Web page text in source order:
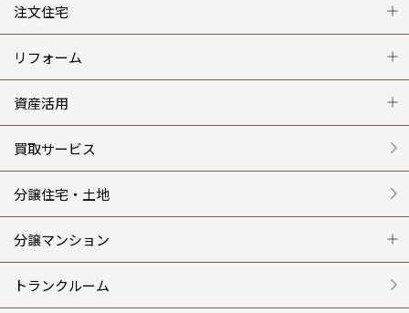
注文住宅
注文住宅 トップ
グレートステージ
クレステージ
施工事例
平屋の家
外観・インテリア集
リフォーム
リフォーム トップ
リフォームメニュー
選ばれる理由
リフォームの流れ
介護保険利用で快適リフォーム
資産活用
資産活用 トップ
賃貸併用住宅のメリット
安心のサポートシステム
商品紹介
買取サービス
分譲住宅・土地
分譲マンション
分譲マンション トップ
トランクルーム